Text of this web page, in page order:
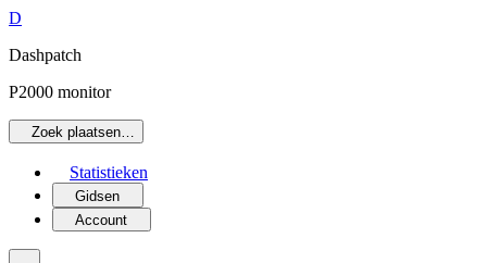
D
Dashpatch
P2000 monitor
Zoek plaatsen…
Statistieken
Gidsen
Account